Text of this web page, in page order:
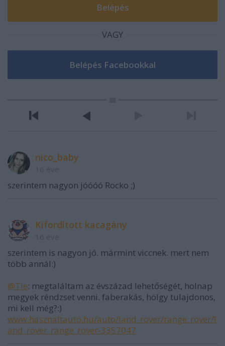
VAGY
nico_baby
szerintem nagyon jóóóó Rocko ;)
Kifordított kacagány
szerintem is nagyon jó. mármint viccnek. mert nem
több annál:)
@Tie: megtaláltam az évszázad lehetőségét, holnap
megyek réndzset venni. faberakás, hölgy tulajdonos,
mi kell még?:)
www.hasznaltauto.hu/auto/land_rover/range_rover/l
and_rover_range_rover-3357047